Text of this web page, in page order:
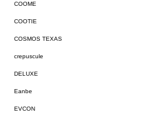
COOME
COOTIE
COSMOS TEXAS
crepuscule
DELUXE
Eanbe
EVCON